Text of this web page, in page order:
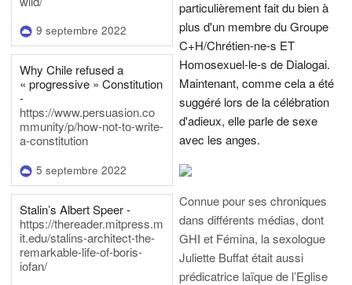
9 septembre 2022
Why Chile refused a
« progressive » Constitution
-
https://www.persuasion.co
mmunity/p/how-not-to-write-
a-constitution
5 septembre 2022
Stalin’s Albert Speer -
https://thereader.mitpress.m
it.edu/stalins-architect-the-
remarkable-life-of-boris-
iofan/
particulièrement fait du bien à
plus d'un membre du Groupe
C+H/Chrétien-ne-s ET
Homosexuel-le-s de Dialogai.
Maintenant, comme cela a été
suggéré lors de la célébration
d'adieux, elle parle de sexe
avec les anges.
Connue pour ses chroniques
dans différents médias, dont
GHI et Fémina, la sexologue
Juliette Buffat était aussi
prédicatrice laïque de l’Eglise